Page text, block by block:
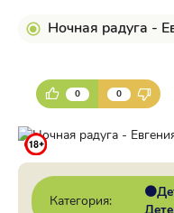
Ночная радуга -
0 0
Категория: